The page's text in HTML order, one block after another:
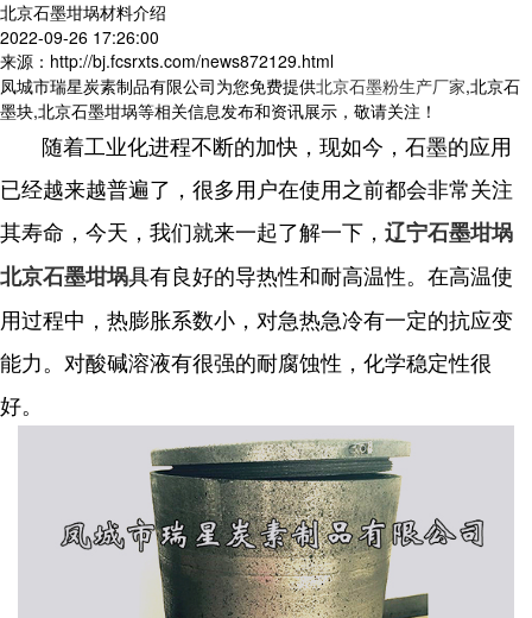
北京石墨坩埚材料介绍
2022-09-26 17:26:00
来源：http://bj.fcsrxts.com/news872129.html
凤城市瑞星炭素制品有限公司为您免费提供北京石墨粉生产厂家,北京石
墨块,北京石墨坩埚等相关信息发布和资讯展示，敬请关注！
随着工业化进程不断的加快，现如今，石墨的应用
已经越来越普遍了，很多用户在使用之前都会非常关注
其寿命，今天，我们就来一起了解一下， 辽宁石墨坩埚
北京石墨坩埚具有良好的导热性和耐高温性。在高温使
用过程中，热膨胀系数小，对急热急冷有一定的抗应变
能力。对酸碱溶液有很强的耐腐蚀性，化学稳定性很
好。